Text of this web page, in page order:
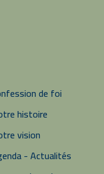
de foi
histoire
vision
- Actualités